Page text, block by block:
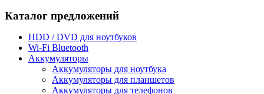
Каталог предложений
HDD / DVD для ноутбуков
Wi-Fi Bluetooth
Аккумуляторы
Аккумуляторы для ноутбука
Аккумуляторы для планшетов
Аккумуляторы для телефонов